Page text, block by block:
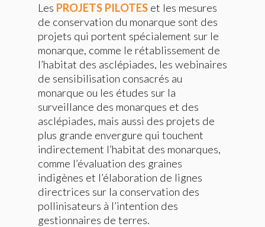
Les PROJETS PILOTES et les mesures
de conservation du monarque sont des
projets qui portent spécialement sur le
monarque, comme le rétablissement de
l’habitat des asclépiades, les webinaires
de sensibilisation consacrés au
monarque ou les études sur la
surveillance des monarques et des
asclépiades, mais aussi des projets de
plus grande envergure qui touchent
indirectement l’habitat des monarques,
comme l’évaluation des graines
indigènes et l’élaboration de lignes
directrices sur la conservation des
pollinisateurs à l’intention des
gestionnaires de terres.